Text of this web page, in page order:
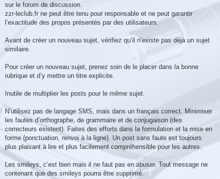
sur le forum de discussion.
zzr-leclub.fr ne peut être tenu pour responsable et ne peut garantir
l’exactitude des propos présentés par des utilisateurs.
Avant de créer un nouveau sujet, vérifiez qu’il n’existe pas déjà un sujet
similaire.
Pour créer un nouveau sujet, prenez soin de le placer dans la bonne
rubrique et d’y mettre un titre explicite.
Inutile de multiplier les posts pour le même sujet.
N’utilisez pas de langage SMS, mais dans un français correct. Minimiser
les fautes d’orthographe, de grammaire et de conjugaison (des
correcteurs existent). Faites des efforts dans la formulation et la mise en
forme (ponctuation, renvoi à la ligne). Un post sans faute est toujours
plus plaisant à lire et plus facilement compréhensible pour les autres.
Les smileys, c’est bien mais il ne faut pas en abuser. Tout message ne
contenant que des smileys pourra être supprimé.